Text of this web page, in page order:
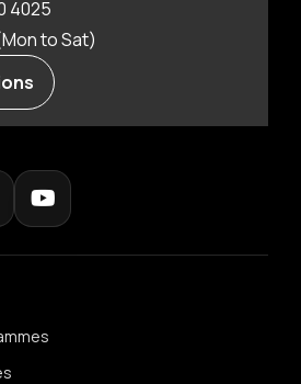
4025
to Sat)